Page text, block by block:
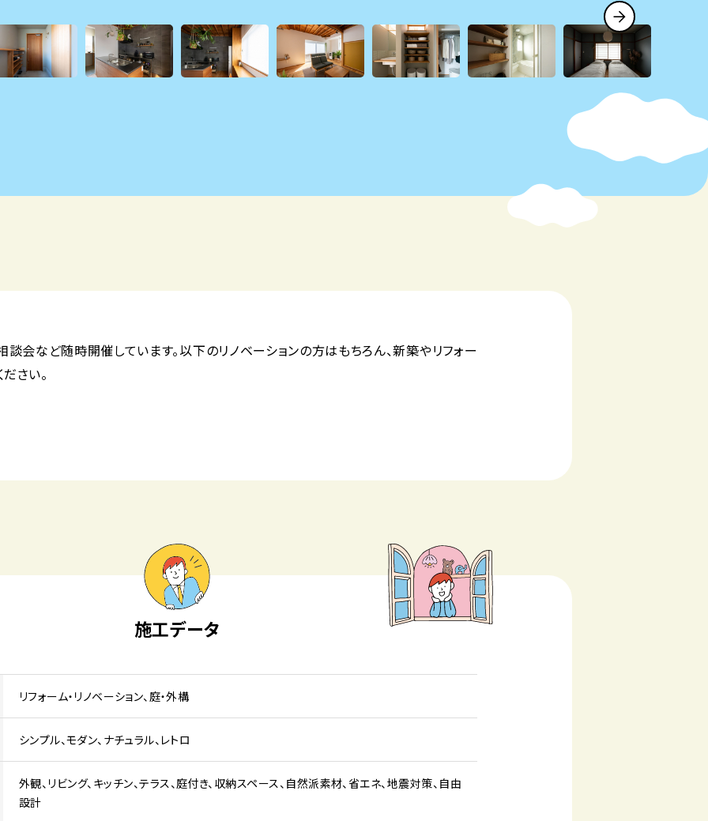
談会など随時開催しています。以下のリノベーションの方はもちろん、新築やリフォー
さい。
施工データ
リフォーム・リノベーション 庭・外構
シンプル モダン ナチュラル レトロ
外観 リビング キッチン テラス 庭付き 収納スペース 自然派素材 省エネ 地震対策 自由
設計